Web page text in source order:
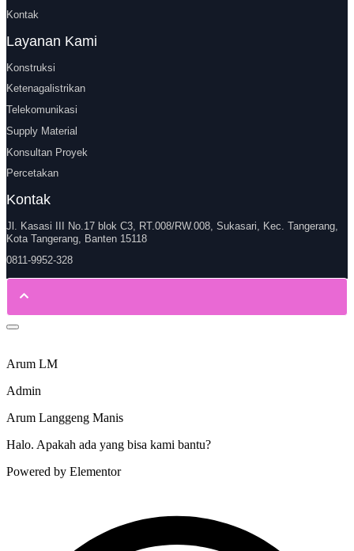
Kontak
Layanan Kami
Konstruksi
Ketenagalistrikan
Telekomunikasi
Supply Material
Konsultan Proyek
Percetakan
Kontak
Jl. Kasasi III No.17 blok C3, RT.008/RW.008, Sukasari, Kec. Tangerang,
Kota Tangerang, Banten 15118
0811-9952-328
Arum LM
Admin
Arum Langgeng Manis
Halo. Apakah ada yang bisa kami bantu?
Powered by Elementor